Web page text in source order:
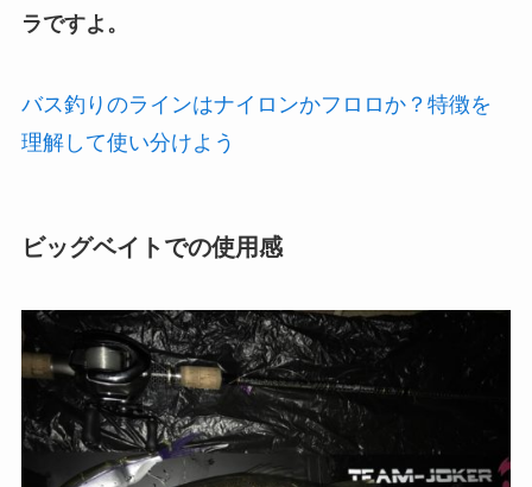
ラですよ。
バス釣りのラインはナイロンかフロロか？特徴を
理解して使い分けよう
ビッグベイトでの使用感